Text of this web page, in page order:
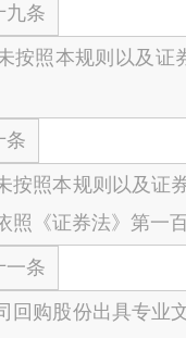
条
按照本规则以及证
按照本规则以及证
照《证券法》第一
条
回购股份出具专业